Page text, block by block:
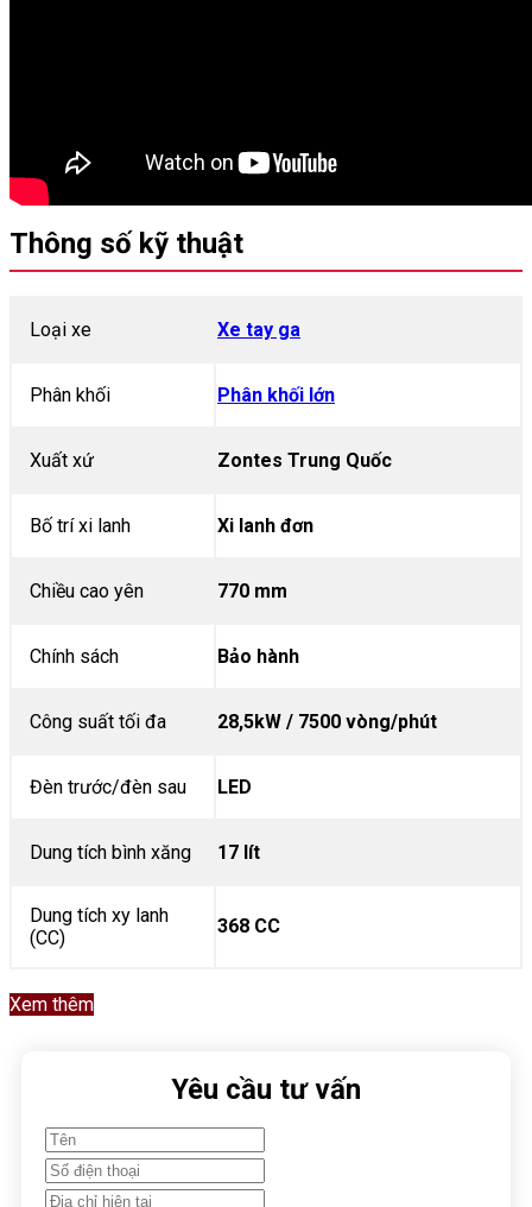
Thông số kỹ thuật
Loại xe Xe tay ga
Phân khối Phân khối lớn
Xuất xứ Zontes Trung Quốc
Bố trí xi lanh Xi lanh đơn
Chiều cao yên 770 mm
Chính sách Bảo hành
Công suất tối đa 28,5kW / 7500 vòng/phút
Đèn trước/đèn sau LED
Dung tích bình xăng 17 lít
Dung tích xy lanh
(CC)
368 CC
Xem thêm
Yêu cầu tư vấn